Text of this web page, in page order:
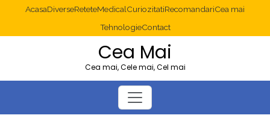
AcasaDiverseReteteMedicalCuriozitatiRecomandariCea mai
TehnologieContact
Cea Mai
Cea mai, Cele mai, Cel mai